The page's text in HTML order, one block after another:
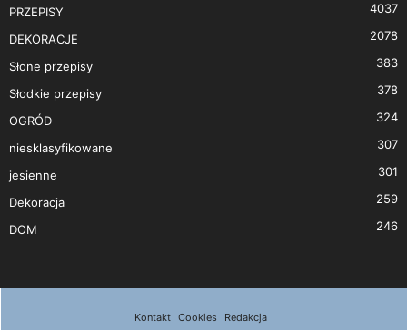
PRZEPISY 4037
DEKORACJE 2078
Słone przepisy 383
Słodkie przepisy 378
OGRÓD 324
niesklasyfikowane 307
jesienne 301
Dekoracja 259
DOM 246
Kontakt Cookies Redakcja